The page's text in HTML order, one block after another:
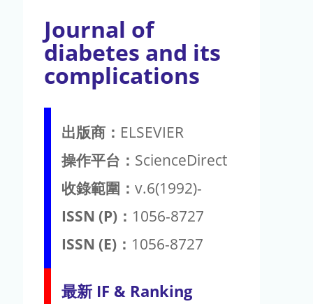
Journal of
diabetes and its
complications
出版商： ELSEVIER
操作平台： ScienceDirect
收錄範圍： v.6(1992)-
ISSN (P)： 1056-8727
ISSN (E)： 1056-8727
最新 IF & Ranking